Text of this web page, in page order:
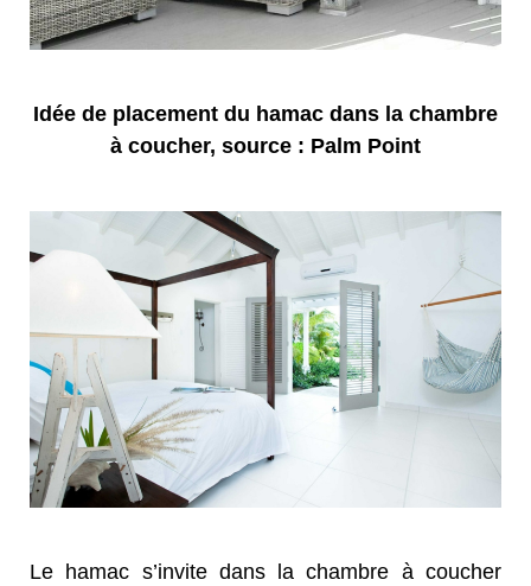
Idée de placement du hamac dans la chambre
à coucher, source : Palm Point
Le hamac s’invite dans la chambre à coucher